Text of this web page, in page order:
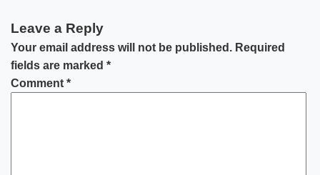
Leave a Reply
Your email address will not be published. Required
fields are marked *
Comment *